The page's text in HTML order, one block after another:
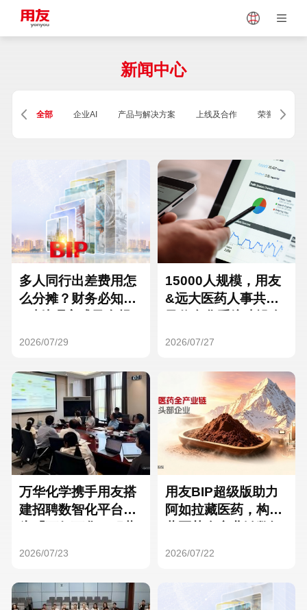
Vietnam
Singapore Malaysia
Thailand
Turkey
Hungary Mexico
Hong Kong Macau
新闻中心
全部 企业AI 产品与解决方案 上线及合作 荣誉及资质
多人同行出差费用怎
么分摊？财务必知的
2026/07/29
15000人规模，用友
&远大医药人事共享
2026/07/27
万华化学携手用友搭
建招聘数智化平台，
2026/07/23
用友BIP超级版助力
阿如拉藏医药，构建
2026/07/22